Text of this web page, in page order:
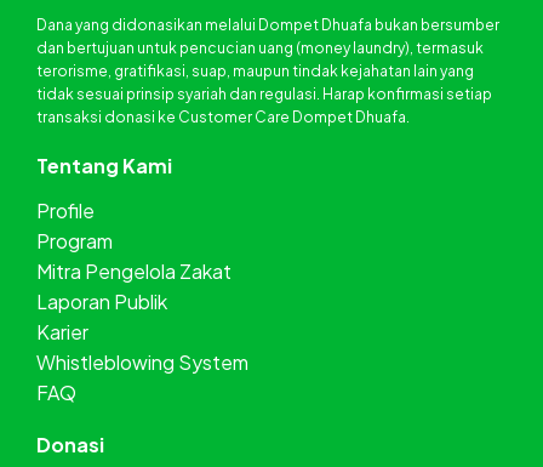
Dana yang didonasikan melalui Dompet Dhuafa bukan bersumber
dan bertujuan untuk pencucian uang (money laundry), termasuk
terorisme, gratifikasi, suap, maupun tindak kejahatan lain yang
tidak sesuai prinsip syariah dan regulasi. Harap konfirmasi setiap
transaksi donasi ke Customer Care Dompet Dhuafa.
Tentang Kami
Profile
Program
Mitra Pengelola Zakat
Laporan Publik
Karier
Whistleblowing System
FAQ
Donasi